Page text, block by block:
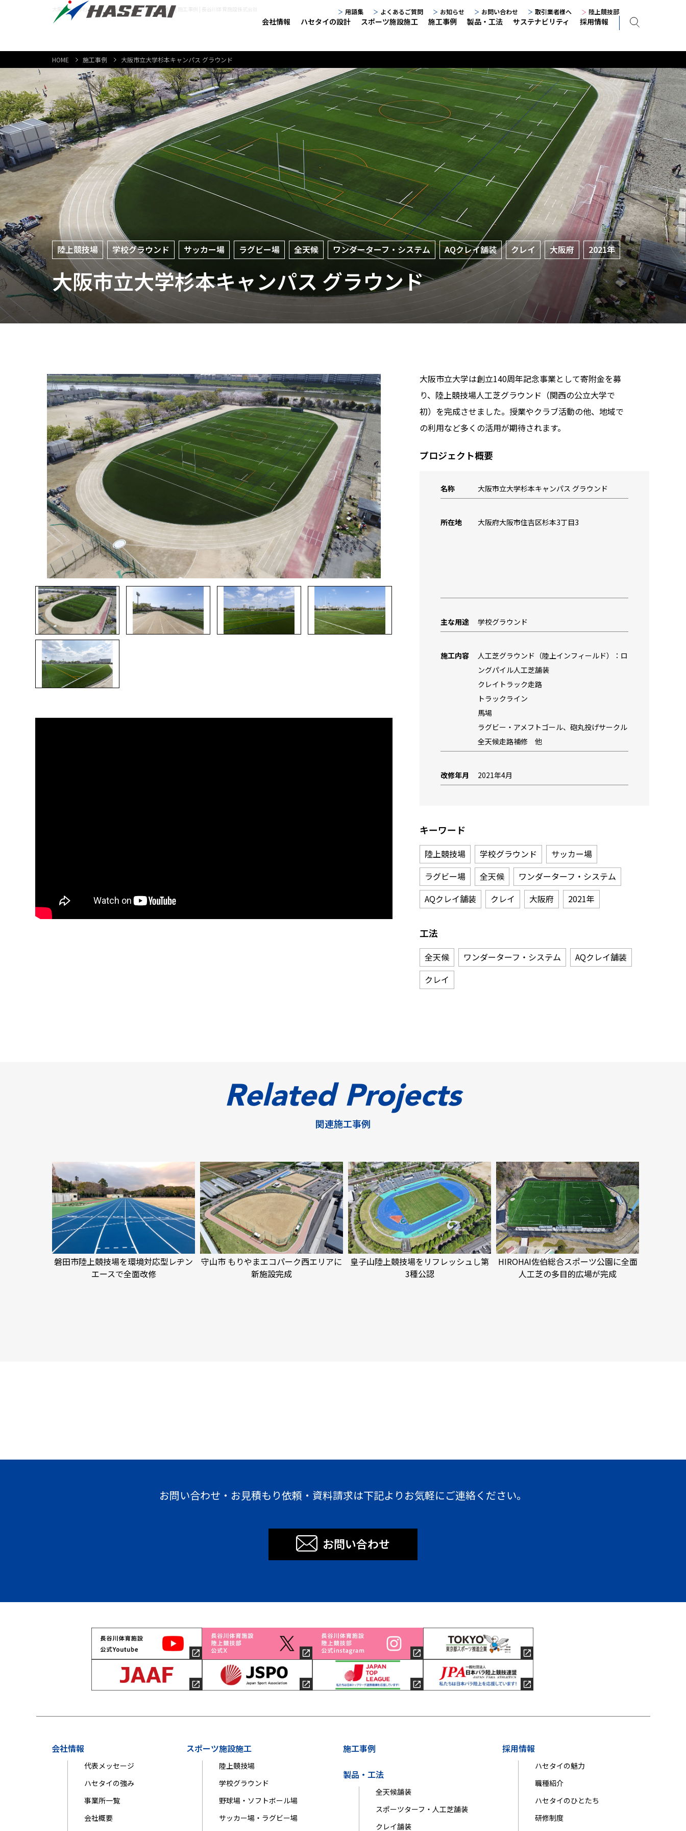
大阪市立大学杉本キャンパス グラウンド | 陸上競技場 | 施工事例 | 長谷川体育施設株式会社
会社情報 ハセタイの設計 スポーツ施設施工 施工事例 製品・工法 サステナビリティ 採用情報
用語集 よくあるご質問 お知らせ お問い合わせ 取引業者様へ 陸上競技部
HOME 施工事例 大阪市立大学杉本キャンパス グラウンド
陸上競技場 学校グラウンド サッカー場 ラグビー場 全天候 ワンダーターフ・システム AQクレイ舗装 クレイ 大阪府 2021年
大阪市立大学杉本キャンパス グラウンド
大阪市立大学は創立140周年記念事業として寄附金を募
り、陸上競技場人工芝グラウンド（関西の公立大学で
初）を完成させました。授業やクラブ活動の他、地域で
の利用など多くの活用が期待されます。
プロジェクト概要
名称 大阪市立大学杉本キャンパス グラウンド
所在地 大阪府大阪市住吉区杉本3丁目3
主な用途 学校グラウンド
施工内容
人工芝グラウンド（陸上インフィールド）：ロ
ングパイル人工芝舗装
クレイトラック走路
トラックライン
馬場
ラグビー・アメフトゴール、砲丸投げサークル
全天候走路補修 他
改修年月 2021年4月
キーワード
陸上競技場 学校グラウンド
サッカー場
ラグビー場
全天候
ワンダーターフ・システム
AQクレイ舗装
クレイ 大阪府 2021年
工法
全天候 ワンダーターフ・システム
AQクレイ舗装
クレイ
Related Projects
関連施工事例
磐田市陸上競技場を環境対応型レヂン
エースで全面改修
守山市 もりやまエコパーク西エリアに
新施設完成
皇子山陸上競技場をリフレッシュし第
3種公認
HIROHAI佐伯総合スポーツ公園に全面
人工芝の多目的広場が完成
お問い合わせ・お見積もり依頼・資料請求は下記よりお気軽にご連絡ください。
お問い合わせ
会社情報
代表メッセージ
ハセタイの強み
事業所一覧
会社概要
スポーツ施設施工
陸上競技場
学校グラウンド
野球場・ソフトボール場
サッカー場・ラグビー場
施工事例
製品・工法
全天候舗装
スポーツターフ・人工芝舗装
クレイ舗装
採用情報
ハセタイの魅力
職種紹介
ハセタイのひとたち
研修制度